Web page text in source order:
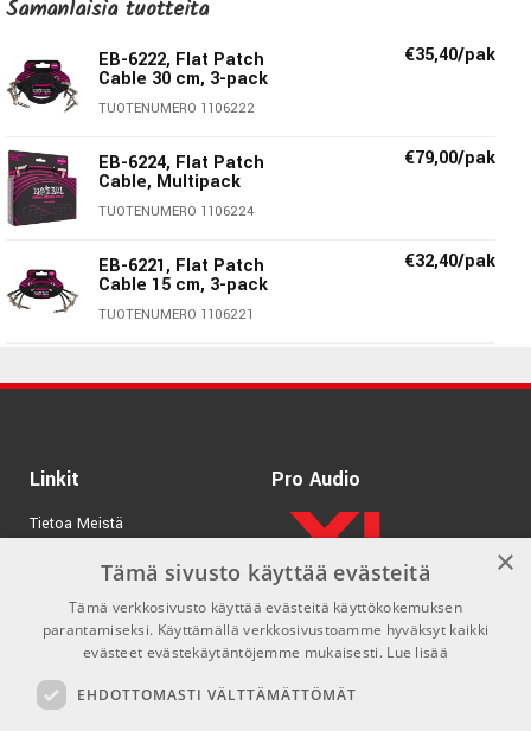
Samanlaisia ​​tuotteita
EB-6222, Flat Patch
Cable 30 cm, 3-pack
TUOTENUMERO 1106222
€35,40/pak
EB-6224, Flat Patch
Cable, Multipack
TUOTENUMERO 1106224
€79,00/pak
EB-6221, Flat Patch
Cable 15 cm, 3-pack
TUOTENUMERO 1106221
€32,40/pak
Cable 30 cm
Ernie Ball Ball EB-6220
TUOTENUMERO 1106220
EB-6226, Patch Cable
TUOTENUMERO 1106226
€12,00/kpl
cable 61 cm
Linkit
Tietoa Meistä
Tuotemerkit
Kirjaudu
GDPR & Cookies
Myyntiehdot
Pro Audio
×
Tämä sivusto käyttää evästeitä
Tämä verkkosivusto käyttää evästeitä käyttökokemuksen
parantamiseksi. Käyttämällä verkkosivustoamme hyväksyt kaikki
evästeet evästekäytäntöjemme mukaisesti. Lue lisää
EHDOTTOMASTI VÄLTTÄMÄTTÖMÄT